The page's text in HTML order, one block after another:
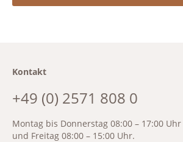
Kontakt
+49 (0) 2571 808 0
Montag bis Donnerstag 08:00 – 17:00 Uhr
und Freitag 08:00 – 15:00 Uhr.